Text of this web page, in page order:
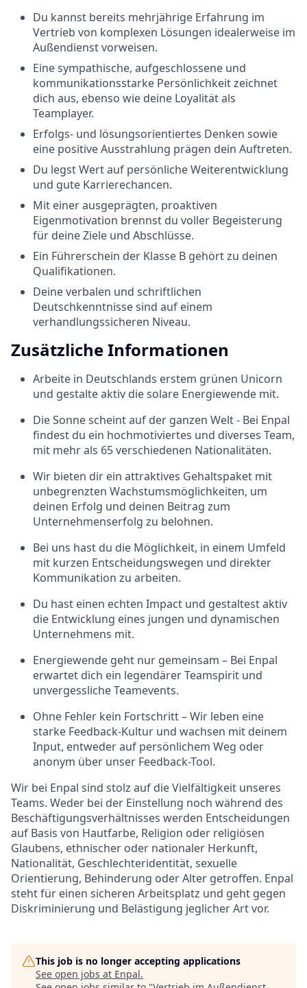
Du kannst bereits mehrjährige Erfahrung im
Vertrieb von komplexen Lösungen idealerweise im
Außendienst vorweisen.
Eine sympathische, aufgeschlossene und
kommunikationsstarke Persönlichkeit zeichnet
dich aus, ebenso wie deine Loyalität als
Teamplayer.
Erfolgs- und lösungsorientiertes Denken sowie
eine positive Ausstrahlung prägen dein Auftreten.
Du legst Wert auf persönliche Weiterentwicklung
und gute Karrierechancen.
Mit einer ausgeprägten, proaktiven
Eigenmotivation brennst du voller Begeisterung
für deine Ziele und Abschlüsse.
Ein Führerschein der Klasse B gehört zu deinen
Qualifikationen.
Deine verbalen und schriftlichen
Deutschkenntnisse sind auf einem
verhandlungssicheren Niveau.
Zusätzliche Informationen
Arbeite in Deutschlands erstem grünen Unicorn
und gestalte aktiv die solare Energiewende mit.
Die Sonne scheint auf der ganzen Welt - Bei Enpal
findest du ein hochmotiviertes und diverses Team,
mit mehr als 65 verschiedenen Nationalitäten.
Wir bieten dir ein attraktives Gehaltspaket mit
unbegrenzten Wachstumsmöglichkeiten, um
deinen Erfolg und deinen Beitrag zum
Unternehmenserfolg zu belohnen.
Bei uns hast du die Möglichkeit, in einem Umfeld
mit kurzen Entscheidungswegen und direkter
Kommunikation zu arbeiten.
Du hast einen echten Impact und gestaltest aktiv
die Entwicklung eines jungen und dynamischen
Unternehmens mit.
Energiewende geht nur gemeinsam – Bei Enpal
erwartet dich ein legendärer Teamspirit und
unvergessliche Teamevents.
Ohne Fehler kein Fortschritt – Wir leben eine
starke Feedback-Kultur und wachsen mit deinem
Input, entweder auf persönlichem Weg oder
anonym über unser Feedback-Tool.
Wir bei Enpal sind stolz auf die Vielfältigkeit unseres
Teams. Weder bei der Einstellung noch während des
Beschäftigungsverhältnisses werden Entscheidungen
auf Basis von Hautfarbe, Religion oder religiösen
Glaubens, ethnischer oder nationaler Herkunft,
Nationalität, Geschlechteridentität, sexuelle
Orientierung, Behinderung oder Alter getroffen. Enpal
steht für einen sicheren Arbeitsplatz und geht gegen
Diskriminierung und Belästigung jeglicher Art vor.
This job is no longer accepting applications
See open jobs at Enpal.